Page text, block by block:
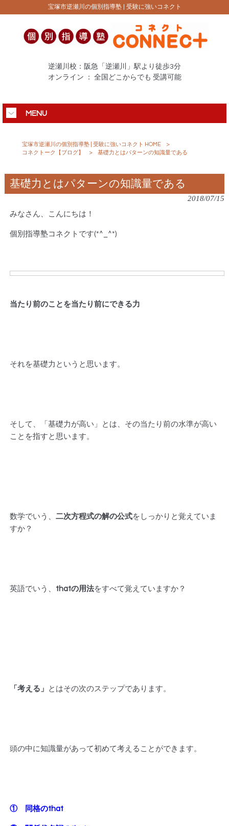
宝塚市逆瀬川の個別指導塾 | 受験に強いコネクト
逆瀬川校：阪急「逆瀬川」駅より徒歩3分
オンライン ： 全国どこからでも 受講可能
MENU
宝塚市逆瀬川の個別指導塾 | 受験に強いコネクト HOME
>
コネクトーク【ブログ】
> 基礎力とはパターンの知識量である
基礎力とはパターンの知識量である
2018/07/15
みなさん、こんにちは！
個別指導塾コネクトです(*^_^*)
当たり前のことを当たり前にできる力
それを基礎力というと思います。
そして、「基礎力が高い」とは、その当たり前の水準が高い
ことを指すと思います。
数学でいう、 二次方程式の解の公式をしっかりと覚えていま
すか？
英語でいう、 thatの用法をすべて覚えていますか？
「考える」 とはその次のステップであります。
頭の中に知識量があって初めて考えることができます。
① 同格のthat